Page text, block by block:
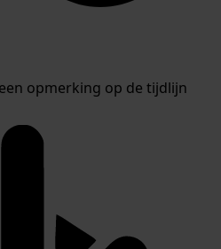
opmerking op de tijdlijn